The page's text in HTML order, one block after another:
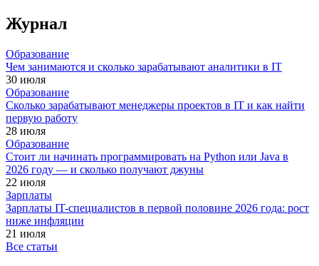
Журнал
Образование
Чем занимаются и сколько зарабатывают аналитики в IT
30 июля
Образование
Сколько зарабатывают менеджеры проектов в IT и как найти
первую работу
28 июля
Образование
Стоит ли начинать программировать на Python или Java в
2026 году — и сколько получают джуны
22 июля
Зарплаты
Зарплаты IT-специалистов в первой половине 2026 года: рост
ниже инфляции
21 июля
Все статьи